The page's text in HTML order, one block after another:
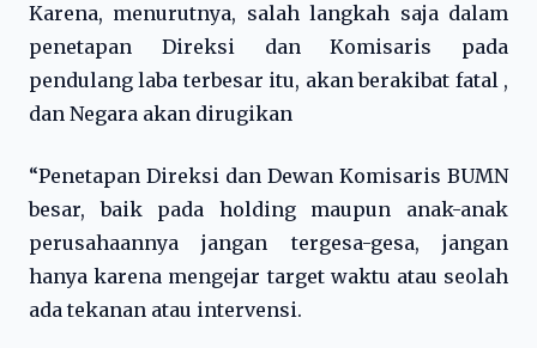
Karena, menurutnya, salah langkah saja dalam
penetapan Direksi dan Komisaris pada
pendulang laba terbesar itu, akan berakibat fatal ,
dan Negara akan dirugikan
“Penetapan Direksi dan Dewan Komisaris BUMN
besar, baik pada holding maupun anak-anak
perusahaannya jangan tergesa-gesa, jangan
hanya karena mengejar target waktu atau seolah
ada tekanan atau intervensi.